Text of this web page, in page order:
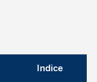
Indice